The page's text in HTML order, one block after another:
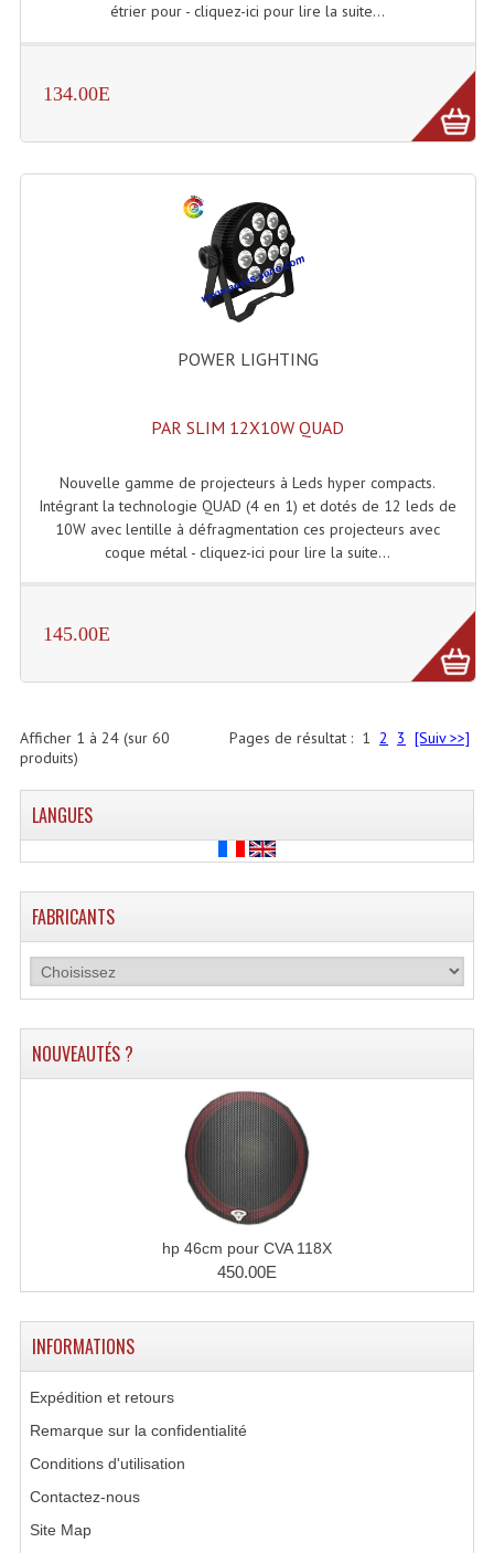
étrier pour - cliquez-ici pour lire la suite...
134.00E
POWER LIGHTING
PAR SLIM 12X10W QUAD
Nouvelle gamme de projecteurs à Leds hyper compacts.
Intégrant la technologie QUAD (4 en 1) et dotés de 12 leds de
10W avec lentille à défragmentation ces projecteurs avec
coque métal - cliquez-ici pour lire la suite...
145.00E
Pages de résultat : 1 2 3 [Suiv >>]
Afficher 1 à 24(sur 60
produits)
LANGUES
FABRICANTS
NOUVEAUTÉS ?
hp 46cm pour CVA 118X
450.00E
INFORMATIONS
Expédition et retours
Remarque sur la confidentialité
Conditions d'utilisation
Contactez-nous
Site Map